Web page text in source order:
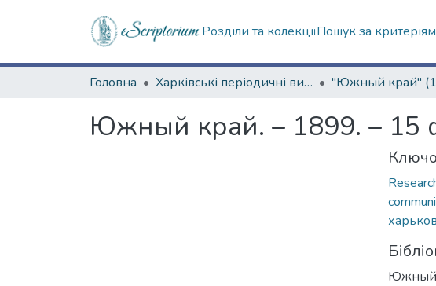
Розділи та колекціїПошук за
Головна Харківські періодичні видання
Южный край. – 1899. – 15
Южный